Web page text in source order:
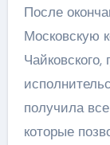
После
Московскую
Чайковского,
получила
которые